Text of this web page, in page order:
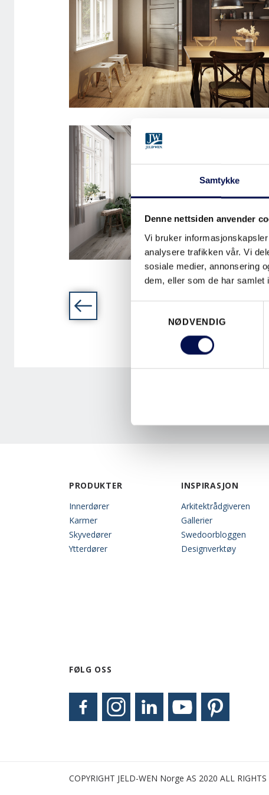
Samtykke
Denne nettsiden anvender
Vi bruker
analysere trafikken vår. Vi
sosiale medier, annonsering
dem, eller som de har samlet
NØDVENDIG
INNERDØR SUPERIOR TID
7420
INNERDØR SUPERIOR TID
7421
PRODUKTER
Innerdører
Karmer
Skyvedører
Ytterdører
INSPIRASJON
Arkitektrådgiveren
Gallerier
Swedoorbloggen
Designverktøy
FØLG OSS
COPYRIGHT JELD-WEN Norge AS 2020 ALL RIGHTS